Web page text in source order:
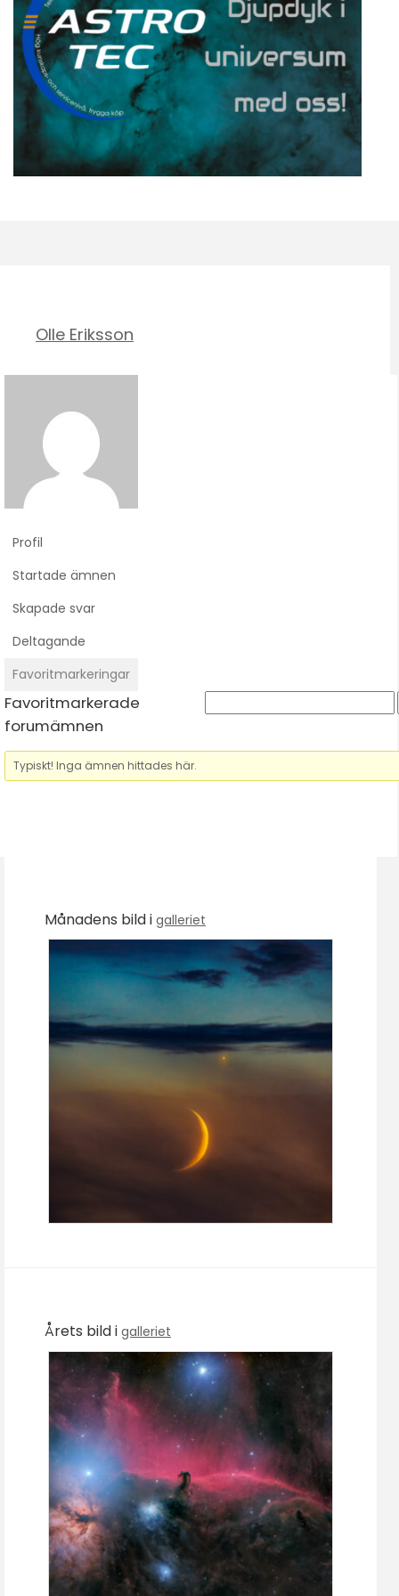
Olle Eriksson
Profil
Startade ämnen
Skapade svar
Deltagande
Favoritmarkeringar
Favoritmarkerade
forumämnen
Typiskt! Inga ämnen hittades här.
Månadens bild i galleriet
Årets bild i galleriet